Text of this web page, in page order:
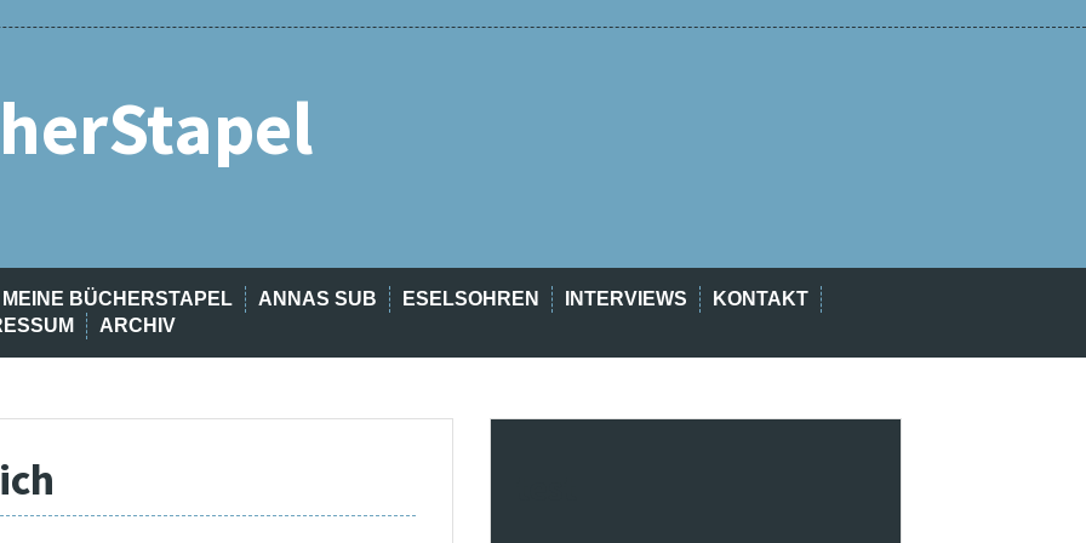
MEINE BÜCHERSTAPEL ANNAS SUB ESELSOHREN INTERVIEWS
KONTAKT
ARCHIV